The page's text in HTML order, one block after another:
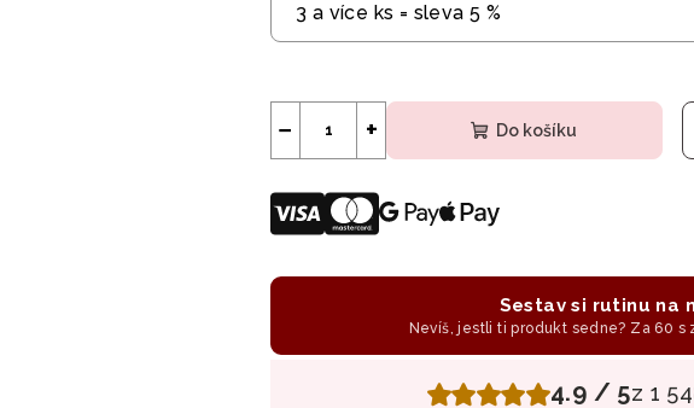
3 a více ks = sleva 5 %
+
− Do košíku
Sestav si rutinu na
Nevíš, jestli ti produkt sedne? Za 60 s
4.9 / 5z 1